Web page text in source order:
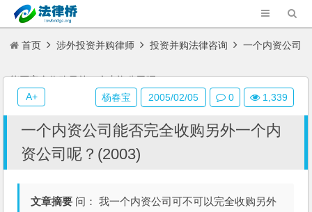
首页 涉外投资并购律师 投资并购法律咨询 一个内资公司
能否完全收购另外一个内资公司呢？(2003)
一个内资公司能否完全收购另外一个内
资公司呢？(2003)
文章摘要 问： 我一个内资公司可不可以完全收购另外
杨春宝 2005/02/05 0 1,339
A+